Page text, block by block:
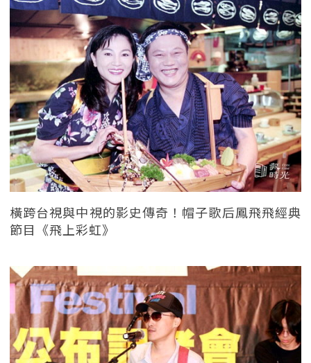
橫跨台視與中視的影史傳奇！帽子歌后鳳飛飛經典
節目《飛上彩虹》